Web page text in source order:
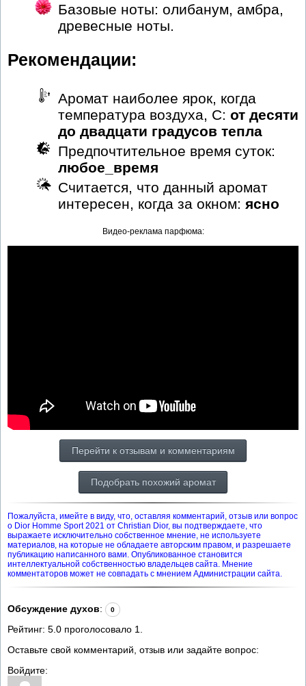
Базовые ноты: олибанум, амбра,
древесные ноты.
Рекомендации:
Аромат наиболее ярок, когда
температура воздуха, С: от десяти
до двадцати градусов тепла
Предпочтительное время суток:
любое_время
Считается, что данный аромат
интересен, когда за окном: ясно
Видео-реклама парфюма:
Перейти к отзывам и комментариям
Подобрать похожий аромат
Пожалуйста, имейте в виду, что, оставляя комментарий, отзыв или вопрос
о Dior Homme Sport 2021 от Christian Dior, вы подтверждаете, что
выражаете исключительно собственное мнение, не используете
материалов, на которые не обладаете авторским правом, и разрешаете
публикацию написанного вами. Опубликованное становится
интеллектуальной собственностью владельцев сайта. Мнение
комментаторов может не совпадать с мнением Администрации сайта.
Обсуждение духов: 0
Рейтинг: 5.0 проголосовало 1.
Оставьте свой комментарий, отзыв или задайте вопрос:
Войдите: